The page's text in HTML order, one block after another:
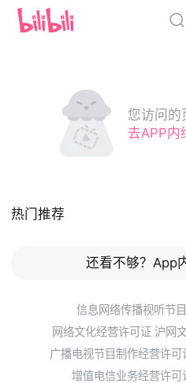
您访问
去APP内
热门推荐
还看不够？App
信息网络传播视听节
网络文化经营许可证 沪
广播电视节目制作经营许
增值电信业务经营许